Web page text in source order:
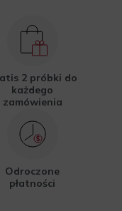
2 próbki do
każdego
zamówienia
Odroczone
płatności